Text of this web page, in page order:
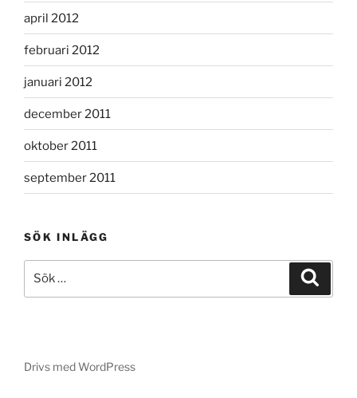
april 2012
februari 2012
januari 2012
december 2011
oktober 2011
september 2011
SÖK INLÄGG
efter:
Drivs med WordPress